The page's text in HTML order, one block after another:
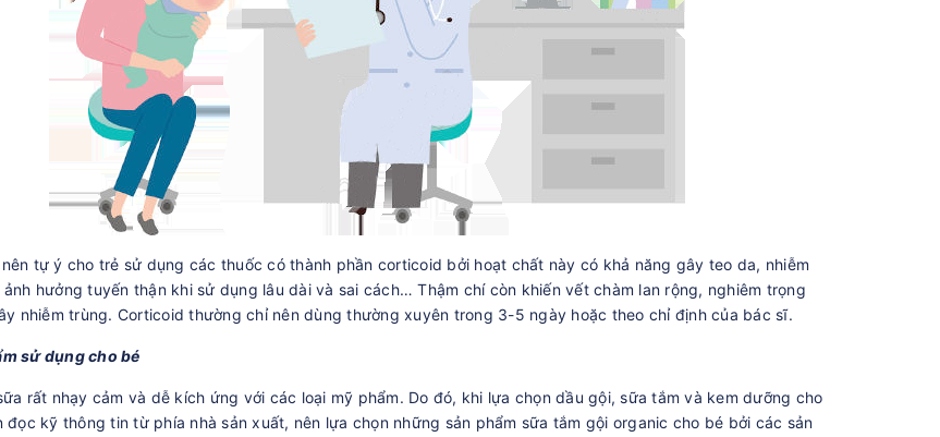
nên tự ý cho trẻ sử dụng các thuốc có thành phần corticoid bởi hoạt chất này có khả năng gây teo da, nhiễm
ảnh hưởng tuyến thận khi sử dụng lâu dài và sai cách… Thậm chí còn khiến vết chàm lan rộng, nghiêm trọng
nhiễm trùng. Corticoid thường chỉ nên dùng thường xuyên trong 3-5 ngày hoặc theo chỉ định của bác sĩ.
sử dụng cho bé
rất nhạy cảm và dễ kích ứng với các loại mỹ phẩm. Do đó, khi lựa chọn dầu gội, sữa tắm và kem dưỡng cho
đọc kỹ thông tin từ phía nhà sản xuất, nên lựa chọn những sản phẩm sữa tắm gội organic cho bé bởi các sản